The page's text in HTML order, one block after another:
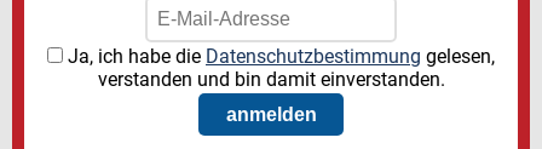
Ja, ich habe die Datenschutzbestimmung gelesen,
verstanden und bin damit einverstanden.